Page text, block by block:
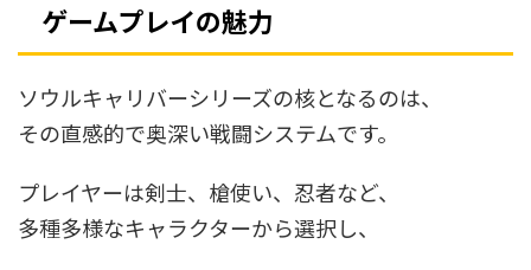
ゲームプレイの魅力
ソウルキャリバーシリーズの核となるのは、
その直感的で奥深い戦闘システムです。
プレイヤーは剣士、槍使い、忍者など、
多種多様なキャラクターから選択し、